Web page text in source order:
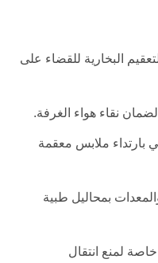
البخارية للقضاء على
نقاء هواء الغرفة.
بارتداء ملابس معقمة
بمحاليل طبية
لمنع انتقال